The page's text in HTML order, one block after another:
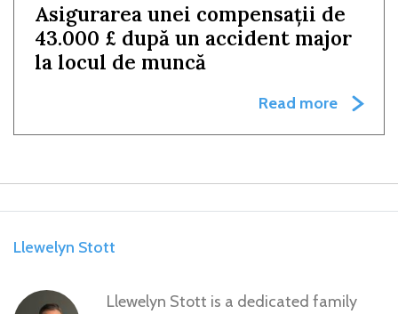
Asigurarea unei compensații de
43.000 £ după un accident major
la locul de muncă
Read more
Llewelyn Stott
Llewelyn Stott is a dedicated family